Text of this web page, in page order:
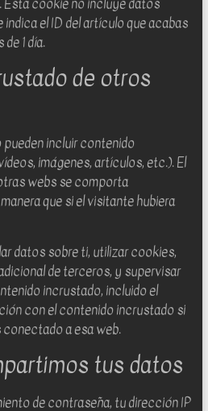
Esta cookie no incluye datos
el ID del artículo que acabas
1 día.
de otros
incluir contenido
imágenes, artículos, etc.). El
webs se comporta
que si el visitante hubiera
datos sobre ti, utilizar cookies,
de terceros, y supervisar
incrustado, incluido el
con el contenido incrustado si
a esa web.
tus datos
de contraseña, tu dirección IP